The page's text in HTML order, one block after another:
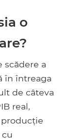
o
scădere a
în întreaga
de câteva
real,